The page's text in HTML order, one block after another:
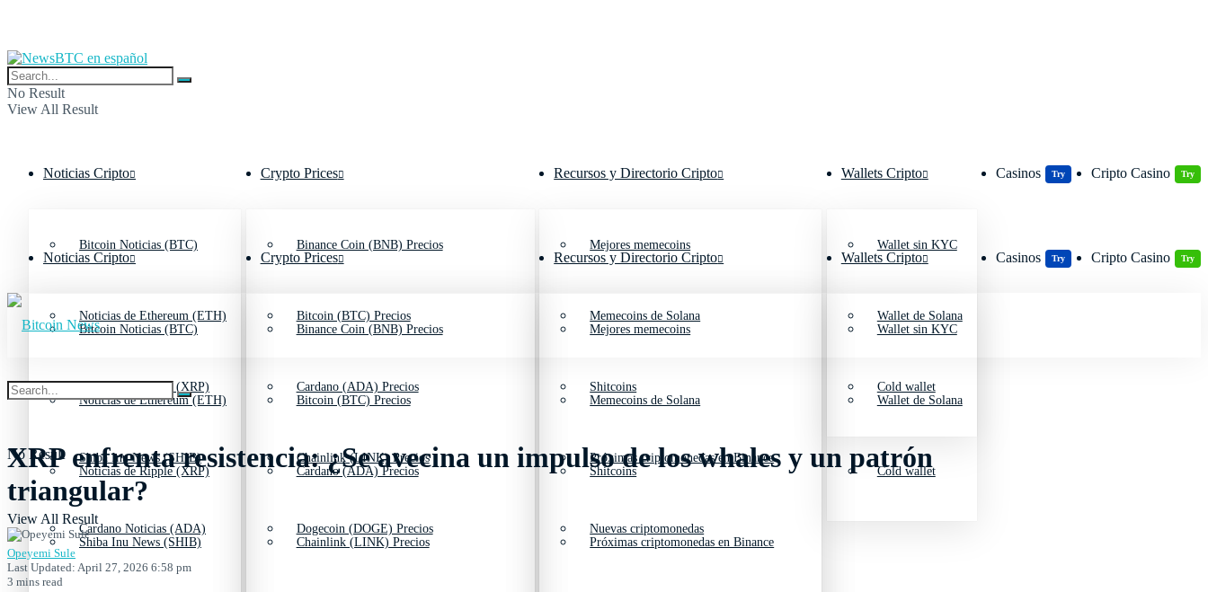
No Result
View All Result
Noticias Cripto
Bitcoin Noticias (BTC)
Noticias de Ethereum (ETH)
Noticias de Ripple (XRP)
Shiba Inu News (SHIB)
Cardano Noticias (ADA)
Crypto Prices
Binance Coin (BNB) Precios
Bitcoin (BTC) Precios
Cardano (ADA) Precios
Chainlink (LINK) Precios
Dogecoin (DOGE) Precios
Recursos y Directorio Cripto
Mejores memecoins
Memecoins de Solana
Shitcoins
Próximas criptomonedas en Binance
Nuevas criptomonedas
Wallets Cripto
Wallet sin KYC
Wallet de Solana
Cold wallet
Casinos Try Cripto Casino Try
Noticias Cripto
Bitcoin Noticias (BTC)
Noticias de Ethereum (ETH)
Noticias de Ripple (XRP)
Shiba Inu News (SHIB)
Crypto Prices
Binance Coin (BNB) Precios
Bitcoin (BTC) Precios
Cardano (ADA) Precios
Chainlink (LINK) Precios
Recursos y Directorio Cripto
Mejores memecoins
Memecoins de Solana
Shitcoins
Próximas criptomonedas en Binance
Wallets Cripto
Wallet sin KYC
Wallet de Solana
Cold wallet
Casinos Try Cripto Casino Try
No Result
View All Result
XRP enfrenta resistencia: ¿Se avecina un impulso de los whales y un patrón
triangular?
Opeyemi Sule
Last Updated: April 27, 2026 6:58 pm
3 mins read